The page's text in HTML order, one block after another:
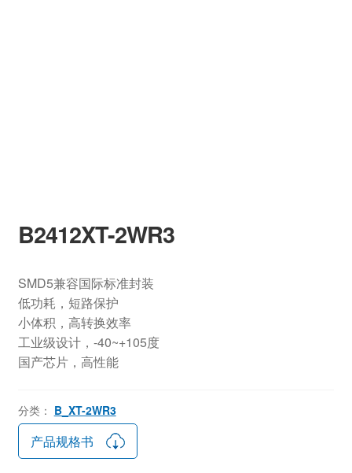
B2412XT-2WR3
SMD5兼容国际标准封装
低功耗，短路保护
小体积，高转换效率
工业级设计，-40~+105度
国产芯片，高性能
分类： B_XT-2WR3
产品规格书